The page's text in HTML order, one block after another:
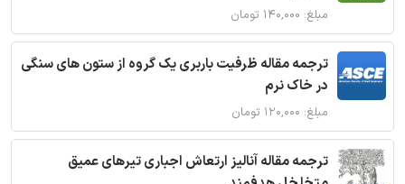
مبلغ: ۱۴۰,۰۰۰ تومان
ترجمه مقاله ظرفیت باربری یک گروه از ستون های سنگی
در خاک نرم
مبلغ: ۱۲۰,۰۰۰ تومان
ترجمه مقاله آنالیز ارتعاش اجباری تیرهای عمیق